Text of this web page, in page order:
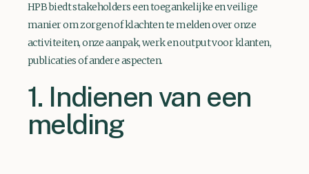
HPB biedt stakeholders een toegankelijke en veilige
manier om zorgen of klachten te melden over onze
activiteiten, onze aanpak, werk en output voor klanten,
publicaties of andere aspecten.
1. Indienen van een
melding